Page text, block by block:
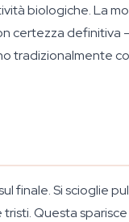
biologiche. La
certezza definitiva
tradizionalmente
finale. Si scioglie
Questa sparisce